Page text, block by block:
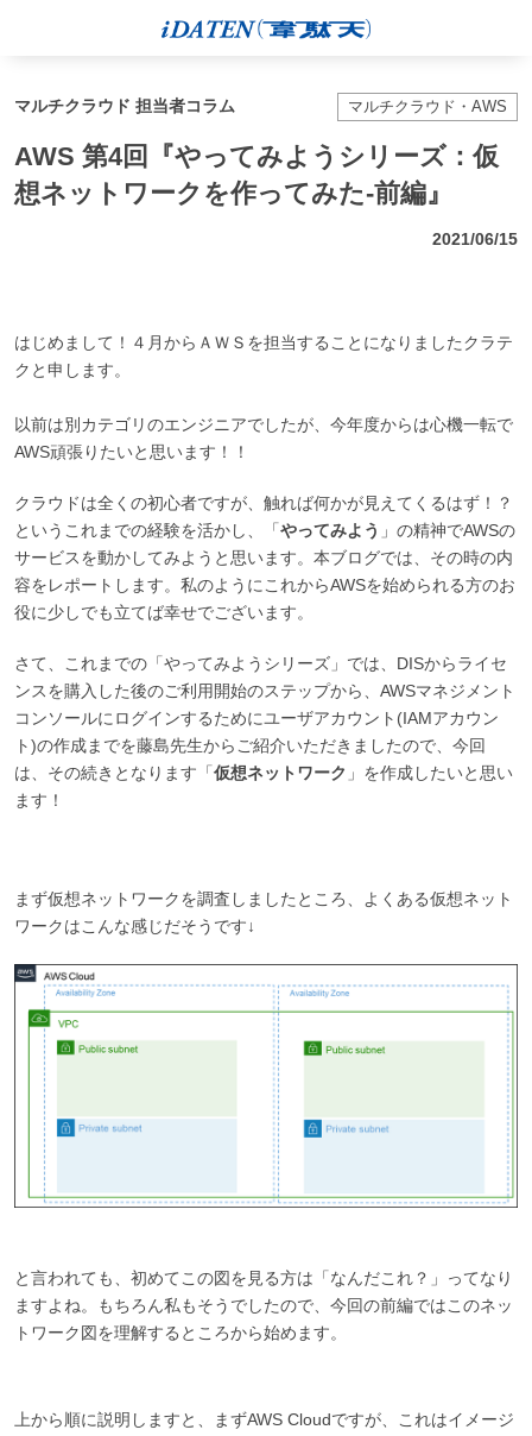
マルチクラウド 担当者コラム マルチクラウド・AWS
AWS 第4回『やってみようシリーズ：仮
想ネットワークを作ってみた-前編』
2021/06/15
はじめまして！４月からＡＷＳを担当することになりましたクラテ
クと申します。
以前は別カテゴリのエンジニアでしたが、今年度からは心機一転で
AWS頑張りたいと思います！！
クラウドは全くの初心者ですが、触れば何かが見えてくるはず！？
というこれまでの経験を活かし、「やってみよう 」の精神でAWSの
サービスを動かしてみようと思います。本ブログでは、その時の内
容をレポートします。私のようにこれからAWSを始められる方のお
役に少しでも立てば幸せでございます。
さて、これまでの「やってみようシリーズ」では、DISからライセ
ンスを購入した後のご利用開始のステップから、AWSマネジメント
コンソールにログインするためにユーザアカウント(IAMアカウン
ト)の作成までを藤島先生からご紹介いただきましたので、今回
は、その続きとなります「仮想ネットワーク 」を作成したいと思い
ます！
まず仮想ネットワークを調査しましたところ、よくある仮想ネット
ワークはこんな感じだそうです↓
と言われても、初めてこの図を見る方は「なんだこれ？」ってなり
ますよね。もちろん私もそうでしたので、今回の前編ではこのネッ
トワーク図を理解するところから始めます。
上から順に説明しますと、まずAWS Cloudですが、これはイメージ